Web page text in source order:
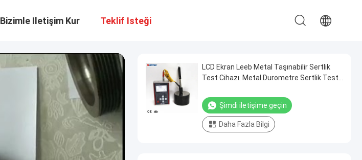
Bizimle Iletişim Kur Teklif Isteği
LCD Ekran Leeb Metal Taşınabilir Sertlik
Test Cihazı. Metal Durometre Sertlik Test
Şimdi iletişime geçin
Daha Fazla Bilgi